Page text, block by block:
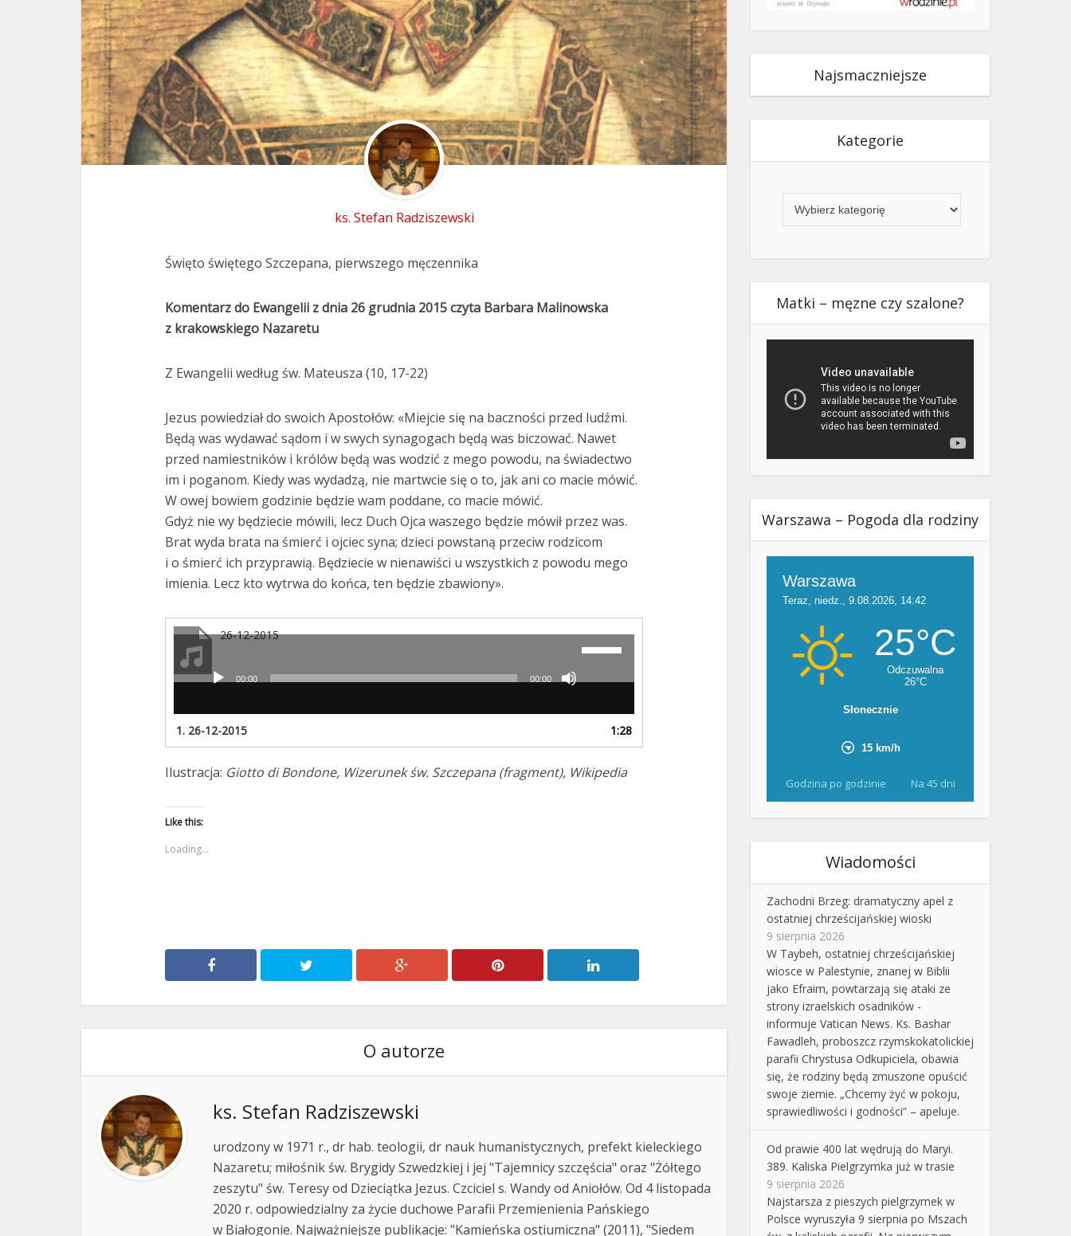
ks. Stefan Radziszewski
Święto świętego Szczepana, pierwszego męczennika
Komentarz do Ewangelii z dnia 26 grudnia 2015 czyta Barbara Malinowska
z krakowskiego Nazaretu
Z Ewangelii według św. Mateusza (10, 17-22)
Jezus powiedział do swoich Apostołów: «Miejcie się na baczności przed ludźmi.
Będą was wydawać sądom i w swych synagogach będą was biczować. Nawet
przed namiestników i królów będą was wodzić z mego powodu, na świadectwo
im i poganom. Kiedy was wydadzą, nie martwcie się o to, jak ani co macie mówić.
W owej bowiem godzinie będzie wam poddane, co macie mówić.
Gdyż nie wy będziecie mówili, lecz Duch Ojca waszego będzie mówił przez was.
Brat wyda brata na śmierć i ojciec syna; dzieci powstaną przeciw rodzicom
i o śmierć ich przyprawią. Będziecie w nienawiści u wszystkich z powodu mego
imienia. Lecz kto wytrwa do końca, ten będzie zbawiony».
26-12-2015
dźwiękowych
00:00 00:00
zmniejszyć
1. 26-12-2015 1:28
Ilustracja: Giotto di Bondone, Wizerunek św. Szczepana (fragment), Wikipedia
Like this:
Loading...
O autorze
ks. Stefan Radziszewski
urodzony w 1971 r., dr hab. teologii, dr nauk humanistycznych, prefekt kieleckiego
Nazaretu; miłośnik św. Brygidy Szwedzkiej i jej "Tajemnicy szczęścia" oraz "Żółtego
zeszytu" św. Teresy od Dzieciątka Jezus. Czciciel s. Wandy od Aniołów. Od 4 listopada
2020 r. odpowiedzialny za życie duchowe Parafii Przemienienia Pańskiego
w Białogonie. Najważniejsze publikacje: "Kamieńska ostiumiczna" (2011), "Siedem
Najsmaczniejsze
Kategorie
Matki – męzne czy szalone?
Warszawa – Pogoda dla rodziny
Godzina po godzinie Na 45 dni
Wiadomości
Zachodni Brzeg: dramatyczny apel z
ostatniej chrześcijańskiej wioski
9 sierpnia 2026
W Taybeh, ostatniej chrześcijańskiej
wiosce w Palestynie, znanej w Biblii
jako Efraim, powtarzają się ataki ze
strony izraelskich osadników -
informuje Vatican News. Ks. Bashar
Fawadleh, proboszcz rzymskokatolickiej
parafii Chrystusa Odkupiciela, obawia
się, że rodziny będą zmuszone opuścić
swoje ziemie. „Chcemy żyć w pokoju,
sprawiedliwości i godności” – apeluje.
Od prawie 400 lat wędrują do Maryi.
389. Kaliska Pielgrzymka już w trasie
9 sierpnia 2026
Najstarsza z pieszych pielgrzymek w
Polsce wyruszyła 9 sierpnia po Mszach